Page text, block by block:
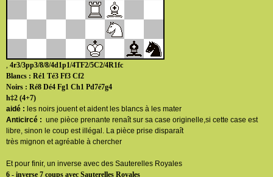
, 4r3/3pp3/8/8/4d1p1/4TF2/5C2/4R1fc
Blancs : Ré1 Té3 Ff3 Cf2
Noirs : Ré8 Dé4 Fg1 Ch1 Pd7é7g4
h‡2 (4+7)
aidé : les noirs jouent et aident les blancs à les mater
Anticircé : une pièce prenante renaît sur sa case originelle,si cette case est
libre, sinon le coup est illégal. La pièce prise disparaît
très mignon et agréable à chercher
Et pour finir, un inverse avec des Sauterelles Royales
6 - inverse 7 coups avec Sauterelles Royales